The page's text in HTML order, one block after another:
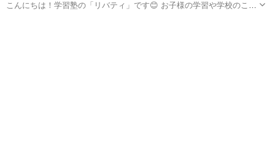
こんにちは！学習塾の「リバティ」です😊 お子様の学習や学校のこと